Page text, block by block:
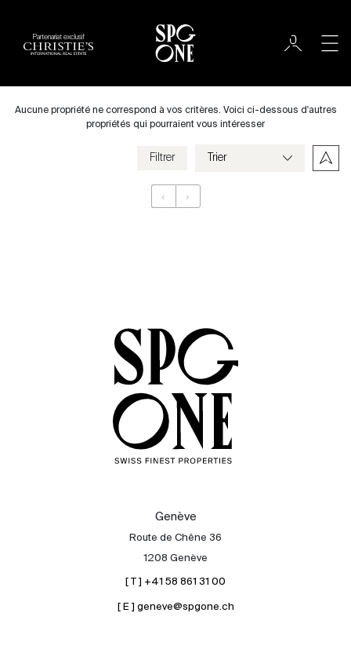
Partenariat exclusif
Acheter
Enregistrer mes critères
Aucune propriété ne correspond à vos critères. Voici ci-dessous d'autres
propriétés qui pourraient vous intéresser
Filtrer
‹ ›
Genève
Route de Chêne 36
1208 Genève
[ T ] +41 58 861 31 00
[ E ] geneve@spgone.ch